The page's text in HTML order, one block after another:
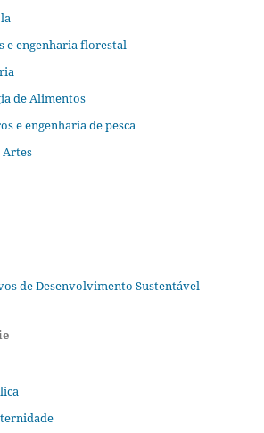
e engenharia florestal
de Alimentos
e engenharia de pesca
Artes
de Desenvolvimento Sustentável